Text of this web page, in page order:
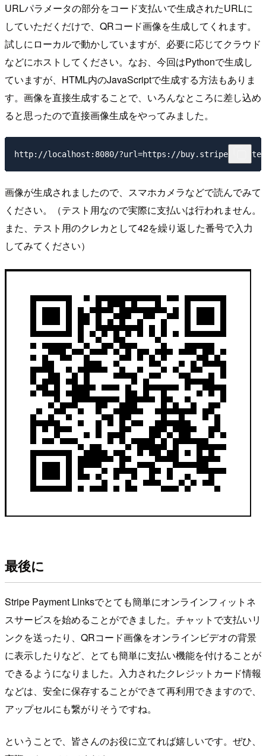
URLパラメータの部分をコード支払いで生成されたURLに
していただくだけで、QRコード画像を生成してくれます。
試しにローカルで動かしていますが、必要に応じてクラウド
などにホストしてください。なお、今回はPythonで生成し
ていますが、HTML内のJavaScriptで生成する方法もありま
す。画像を直接生成することで、いろんなところに差し込め
ると思ったので直接画像生成をやってみました。
画像が生成されましたので、スマホカメラなどで読んでみて
ください。（テスト用なので実際に支払いは行われません。
また、テスト用のクレカとして42を繰り返した番号で入力
してみてください）
最後に
Stripe Payment Linksでとても簡単にオンラインフィットネ
スサービスを始めることができました。チャットで支払いリ
ンクを送ったり、QRコード画像をオンラインビデオの背景
に表示したりなど、とても簡単に支払い機能を付けることが
できるようになりました。入力されたクレジットカード情報
などは、安全に保存することができて再利用できますので、
アップセルにも繋がりそうですね。
ということで、皆さんのお役に立てれば嬉しいです。ぜひ、